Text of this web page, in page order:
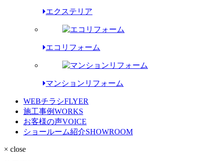
エクステリア
エコリフォーム
マンションリフォーム
WEBチラシFLYER
施工事例WORKS
お客様の声VOICE
ショールーム紹介SHOWROOM
× close